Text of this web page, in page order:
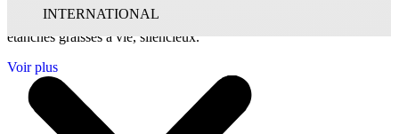
INTERNATIONAL
étoile/triangle. Moteur fermé, sans entretien, roulements à billes
étanches graissés à vie, silencieux.